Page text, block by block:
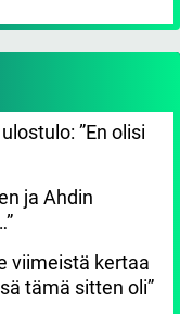
”En olisi
ja Ahdin
viimeistä kertaa
tämä sitten oli”